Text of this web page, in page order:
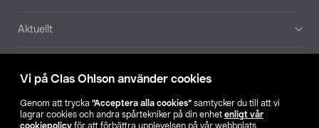
Vi på Clas Ohlson använder cookies
Genom att trycka ”Acceptera alla cookies” samtycker du till att vi
lagrar cookies och andra spårtekniker på din enhet enligt vår
cookiepolicy för att förbättra upplevelsen på vår webbplats,
Aktuellt
Hitta butik